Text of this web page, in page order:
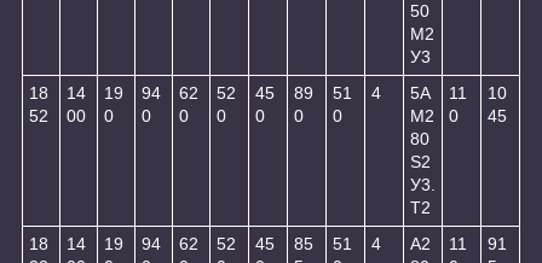
50
М2
У3
18
52
14
00
19
0
94
0
62
0
52
0
45
0
89
0
51
0
4
5А
М2
80
S2
У3.
Т2
11
0
10
45
18
14
19
94
62
52
45
85
51
4
А2
11
91